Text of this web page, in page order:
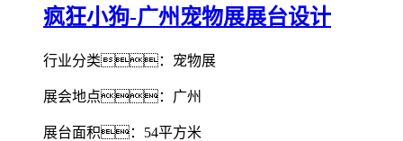
疯狂小狗-广州宠物展展台设计
行业分类：宠物展
展会地点：广州
展台面积：54平方米